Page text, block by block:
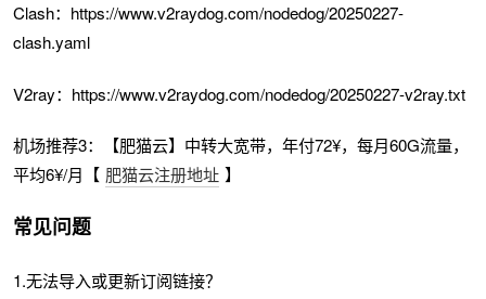
Clash：https://www.v2raydog.com/nodedog/20250227-
clash.yaml
V2ray：https://www.v2raydog.com/nodedog/20250227-v2ray.txt
机场推荐3：【肥猫云】中转大宽带，年付72¥，每月60G流量，
平均6¥/月【 肥猫云注册地址 】
常见问题
1.无法导入或更新订阅链接？